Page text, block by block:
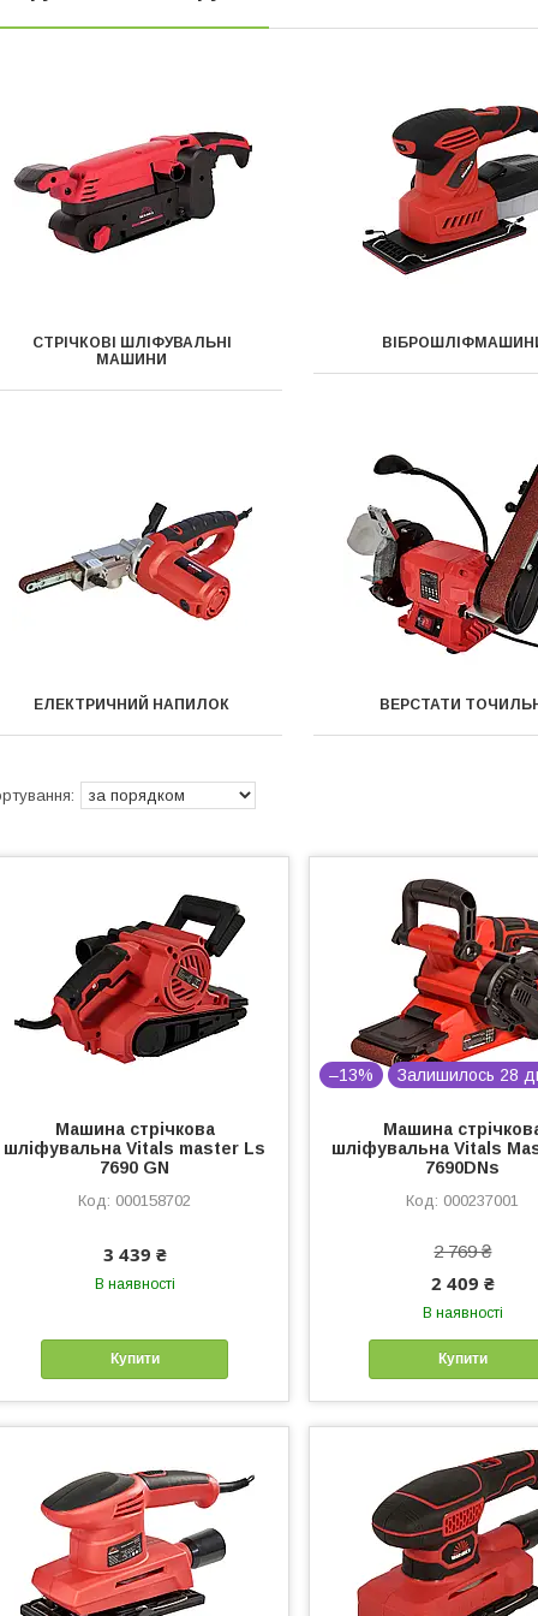
CТРІЧКОВІ ШЛІФУВАЛЬНІ
МАШИНИ
ЕЛЕКТРИЧНИЙ НАПИЛОК ВЕРСТАТИ
Машина стрічкова
шліфувальна Vitals master Ls
7690 GN
000158702
3 439 ₴
В наявності
Купити
–13% Залишилось 28
Машина
шліфувальна Vitals
7690DNs
000237001
2 769 ₴
2 409 ₴
В наявності
Купити